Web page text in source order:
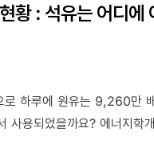
황 : 석유는 어디에
로 하루에 원유는 9,260만
사용되었을까요? 에너지학